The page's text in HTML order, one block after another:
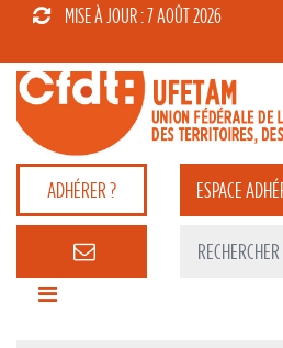
MISE À JOUR : 7 AOÛT 2026
ADHÉRER ? ESPACE